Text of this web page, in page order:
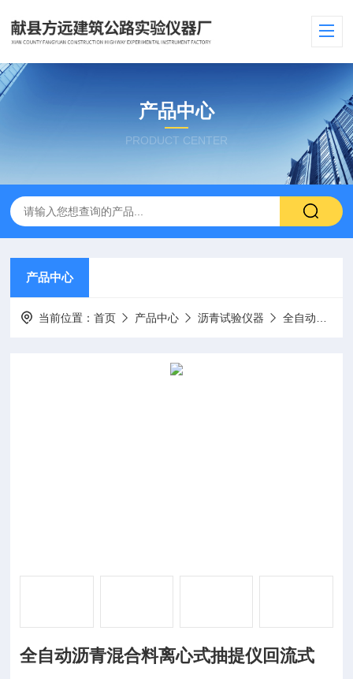
产品中心
PRODUCT CENTER
产品中心
当前位置：首页 产品中心 沥青试验仪器 全自动抽提仪
全自动沥青混合料离心式抽提仪回流式